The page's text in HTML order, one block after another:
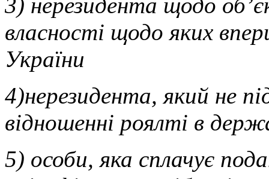
власності щодо яких
України
4)нерезидента, який не
відношенні роялті в
5) особи, яка сплачує